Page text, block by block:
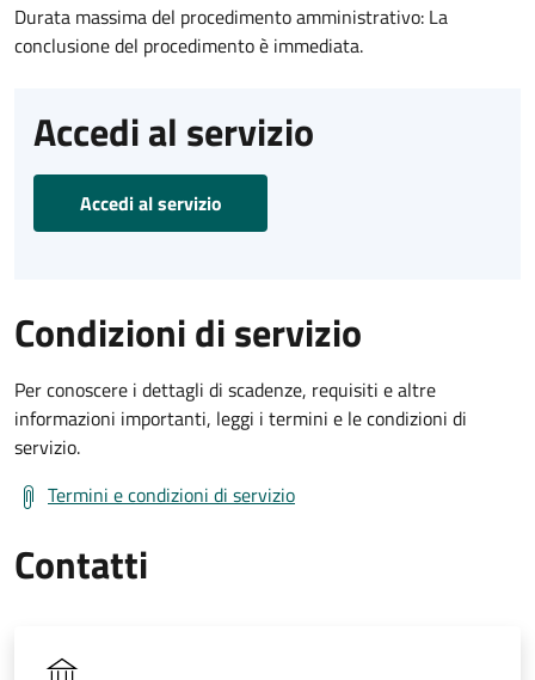
Durata massima del procedimento amministrativo: La
conclusione del procedimento è immediata.
Accedi al servizio
Accedi al servizio
Condizioni di servizio
Per conoscere i dettagli di scadenze, requisiti e altre
informazioni importanti, leggi i termini e le condizioni di
servizio.
Termini e condizioni di servizio
Contatti